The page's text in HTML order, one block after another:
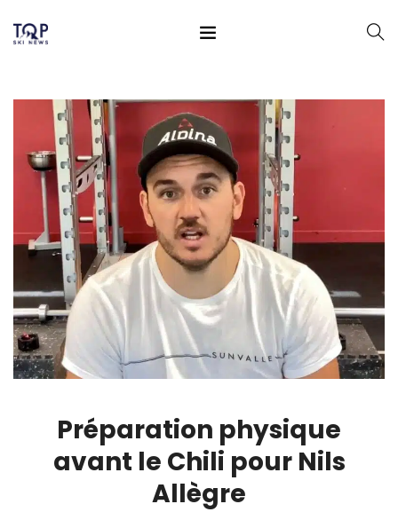
Préparation physique
avant le Chili pour Nils
Allègre